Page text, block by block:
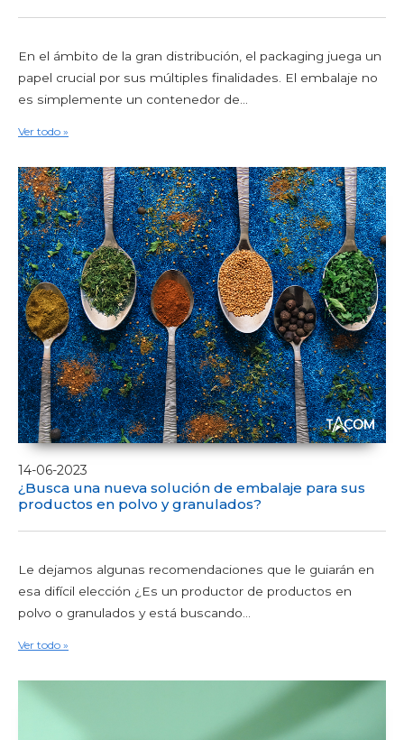
En el ámbito de la gran distribución, el packaging juega un
papel crucial por sus múltiples finalidades. El embalaje no
es simplemente un contenedor de...
Ver todo »
14-06-2023
¿Busca una nueva solución de embalaje para sus
productos en polvo y granulados?
Le dejamos algunas recomendaciones que le guiarán en
esa difícil elección ¿Es un productor de productos en
polvo o granulados y está buscando...
Ver todo »